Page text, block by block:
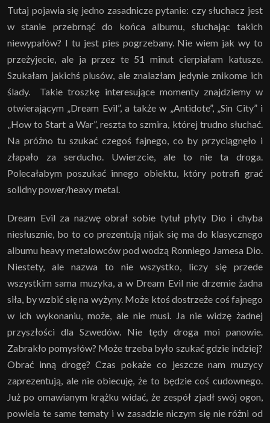
Tutaj pojawia się jedno zasadnicze pytanie: czy słuchacz jest
w stanie przebrnąć do końca albumu, słuchając takich
niewypałów? I tu jest pies pogrzebany. Nie wiem jak wy to
przeżyjecie, ale ja przez te 51 minut cierpiałam katusze.
Szukałam jakichś plusów, ale znalazłam jedynie znikome ich
ślady. Takie troszkę interesujące momenty znajdziemy w
otwierającym „Dream Evil”, a także w „Antidote”, „Sin City” i
„How to Start a War”, reszta to szmira, której trudno słuchać.
Na próżno tu szukać czegoś fajnego, co by przyciągnęło i
złapało za serducho. Uwierzcie, ale to nie ta droga.
Polecałabym poszukać innego obiektu, który potrafi grać
solidny power/heavy metal.
Dream Evil za nazwę obrał sobie tytuł płyty Dio i chyba
niesłusznie, bo to co prezentują nijak się ma do klasycznego
albumu heavy metalowców pod wodzą Ronniego Jamesa Dio.
Niestety, ale nazwa to nie wszystko, liczy się przede
wszystkim sama muzyka, a w Dream Evil nie drzemie żadna
siła, by wzbić się na wyżyny. Może ktoś dostrzeże coś fajnego
w ich wykonaniu, może, ale nie musi. Ja nie widzę żadnej
przyszłości dla Szwedów. Nie tędy droga moi panowie.
Zabrakło pomysłów? Może trzeba było szukać gdzie indziej?
Obrać inną drogę? Czas pokaże co jeszcze nam muzycy
zaprezentują, ale nie obiecuję, że to będzie coś cudownego.
Już po omawianym krążku widać, że zespół zjadł swój ogon,
powiela te same tematy i w zasadzie niczym się nie różni od